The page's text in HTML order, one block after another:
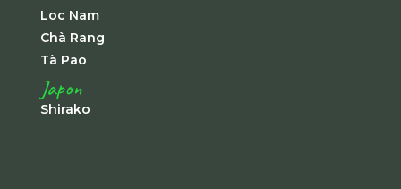
Loc Nam
Chà Rang
Tà Pao
Japon
Shirako